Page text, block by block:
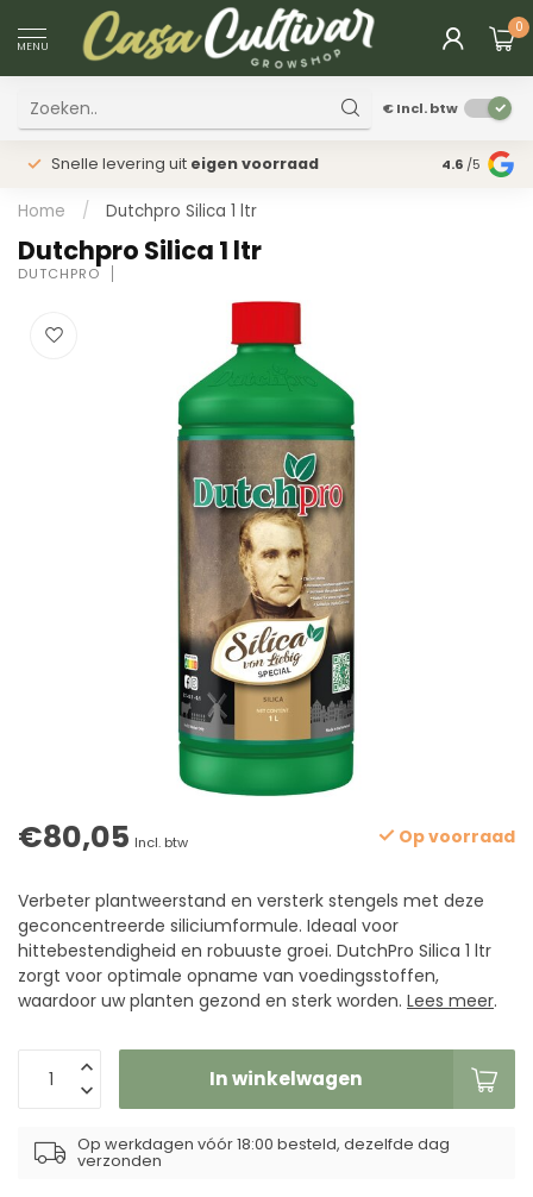
MENU
0
€Incl. btw
Snelle levering uit eigen voorraad Fysieke
4.6 /5
Home / Dutchpro Silica 1 ltr
Dutchpro Silica 1 ltr
DUTCHPRO
€80,05 Incl. btw Op voorraad
Verbeter plantweerstand en versterk stengels met deze
geconcentreerde siliciumformule. Ideaal voor
hittebestendigheid en robuuste groei. DutchPro Silica 1 ltr
zorgt voor optimale opname van voedingsstoffen,
waardoor uw planten gezond en sterk worden. Lees meer.
In winkelwagen
Op werkdagen vóór 18:00 besteld, dezelfde dag
verzonden